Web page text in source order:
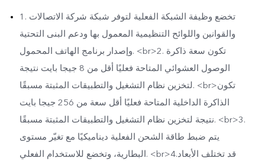
1. تخضع وظيفة الشبكة الفعلية لتوفر شبكة شركة الاتصالات
والقوانين واللوائح التنظيمية المعمول بها ودعم البنى التحتية
وإصدار برنامج الهاتف المحمول. <br>2. تكون سعة ذاكرة
الوصول العشوائي المتاحة فعليًا أقل من 8 جيجا بايت نتيجة
لتخزين نظام التشغيل والتطبيقات المثبتة مسبقًا. <br>تكون
الذاكرة الداخلية المتاحة فعليًا أقل سعة من 256 جيجا بايت
نتيجة لتخزين نظام التشغيل والتطبيقات المثبتة مسبقًا. <br>3.
يتم ضبط طاقة الشحن الفعلية ديناميكيًا مع تغيّر مستوى
البطارية، وتخضع للاستخدام الفعلي. <br>4.قد تختلف الأبعاد